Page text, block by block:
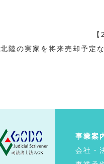
<
北陸の実家を将来売却予定
事業案
会社・